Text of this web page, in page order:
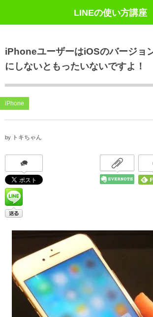
LINEの使い方講座
iPhoneユーザーはiOSのバージョ
にしないともったいないですよ！
iPhone
by トキちゃん